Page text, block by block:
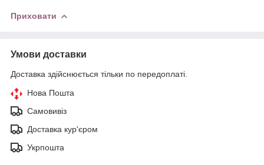
Приховати
Умови доставки
Доставка здійснюється тільки по передоплаті.
Нова Пошта
Самовивіз
Доставка кур'єром
Укрпошта